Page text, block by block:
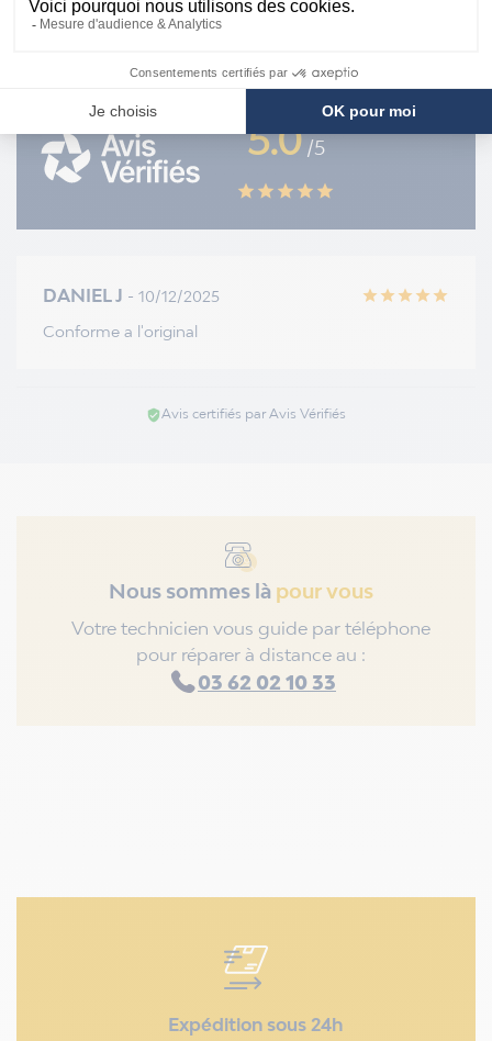
NOS DERNIERS AVIS PRODUITS
5.0 /5
star star star star star
DANIEL J - 10/12/2025 star star star star star
Conforme a l'original
verified_userAvis certifiés par Avis Vérifiés
Nous sommes là pour vous
Votre technicien vous guide par téléphone
pour réparer à distance au :
03 62 02 10 33
Expédition sous 24h